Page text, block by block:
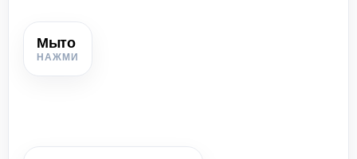
Мыто
Торговая пошлина, которую взимали с купцов за провоз